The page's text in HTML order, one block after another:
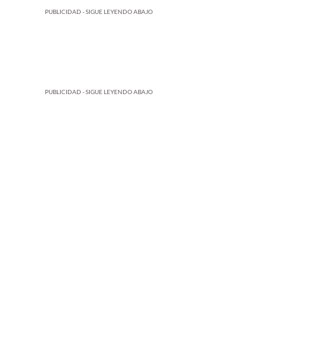
PUBLICIDAD - SIGUE LEYENDO ABAJO
PUBLICIDAD - SIGUE LEYENDO ABAJO